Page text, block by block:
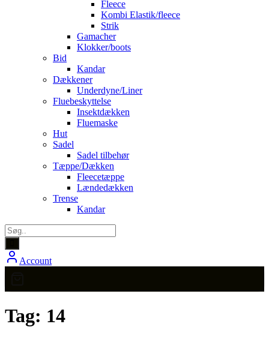
Fleece
Kombi Elastik/fleece
Strik
Gamacher
Klokker/boots
Bid
Kandar
Dækkener
Underdyne/Liner
Fluebeskyttelse
Insektdækken
Fluemaske
Hut
Sadel
Sadel tilbehør
Tæppe/Dækken
Fleecetæppe
Lændedækken
Trense
Kandar
Account
Tag: 14